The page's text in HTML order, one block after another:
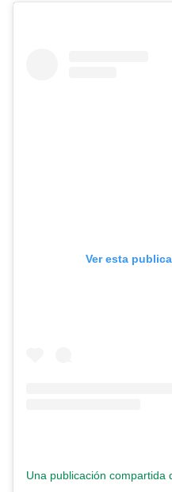
Ver esta